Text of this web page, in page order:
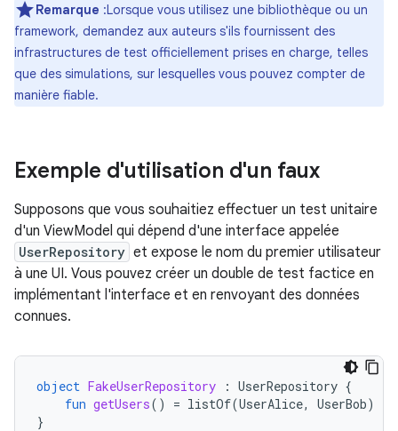
Remarque :Lorsque vous utilisez une bibliothèque ou un
framework, demandez aux auteurs s'ils fournissent des
infrastructures de test officiellement prises en charge, telles
que des simulations, sur lesquelles vous pouvez compter de
manière fiable.
Exemple d'utilisation d'un faux
Supposons que vous souhaitiez effectuer un test unitaire
d'un ViewModel qui dépend d'une interface appelée
UserRepository et expose le nom du premier utilisateur
à une UI. Vous pouvez créer un double de test factice en
implémentant l'interface et en renvoyant des données
connues.
object FakeUserRepository : UserRepository {
fun getUsers() = listOf(UserAlice, UserBob)
}